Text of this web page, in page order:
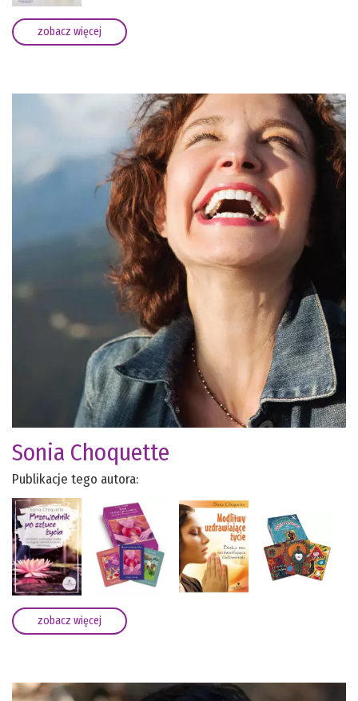
zobacz więcej
Sonia Choquette
Publikacje tego autora:
zobacz więcej